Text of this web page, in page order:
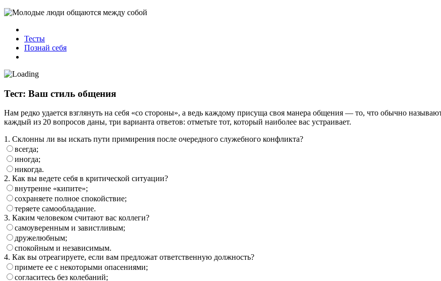
Тесты
Познай себя
Тест: Ваш стиль общения
Нам редко удается взглянуть на себя «со стороны», а ведь каждому присуща своя манера общения — то, что обычно
каждый из 20 вопросов даны, три варианта ответов: отметьте тот, который наиболее вас устраивает.
1. Склонны ли вы искать пути примирения после очередного служебного конфликта?
всегда;
иногда;
никогда.
2. Как вы ведете себя в критической ситуации?
внутренне «кипите»;
сохраняете полное спокойствие;
теряете самообладание.
3. Каким человеком считают вас коллеги?
самоуверенным и завистливым;
дружелюбным;
спокойным и независимым.
4. Как вы отреагируете, если вам предложат ответственную должность?
примете ее с некоторыми опасениями;
согласитесь без колебаний;